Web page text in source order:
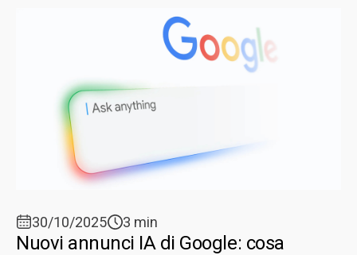
30/10/2025 3 min
Nuovi annunci IA di Google: cosa